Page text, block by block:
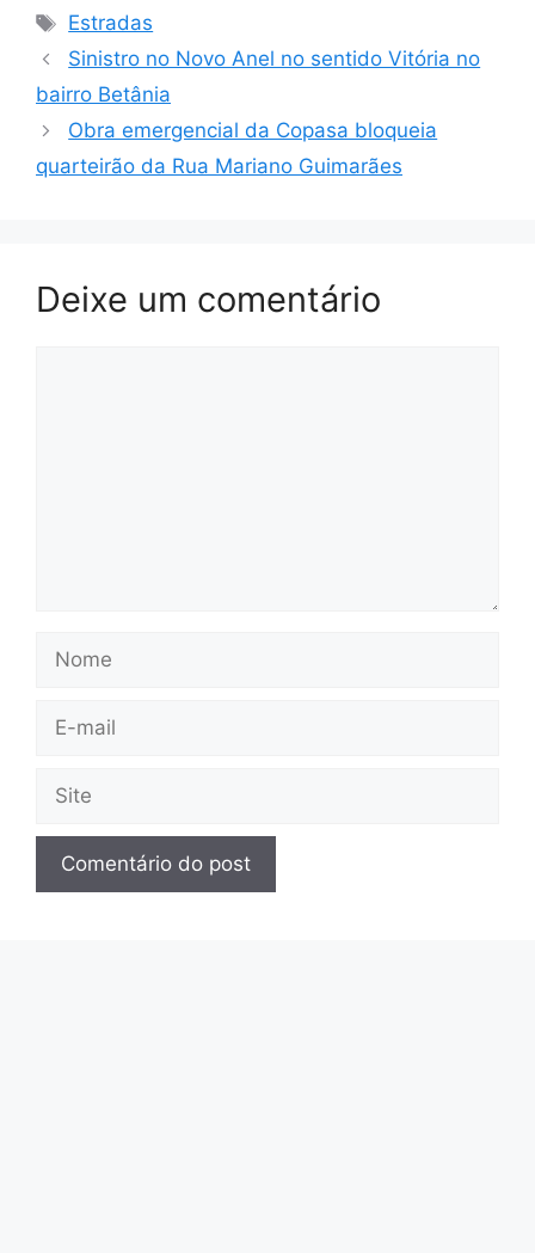
Tags
Estradas
Sinistro no Novo Anel no sentido Vitória no
bairro Betânia
Obra emergencial da Copasa bloqueia
quarteirão da Rua Mariano Guimarães
Deixe um comentário
Nome
Site